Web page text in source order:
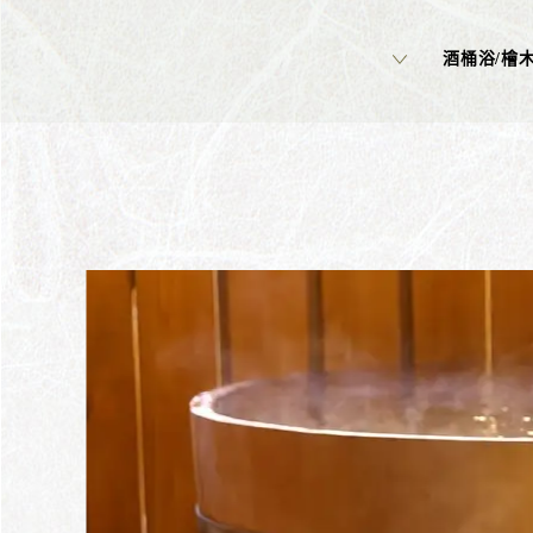
酒桶浴/檜